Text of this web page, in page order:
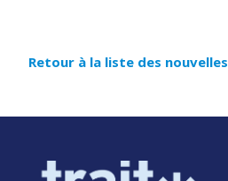
Retour à la liste des nouvelles